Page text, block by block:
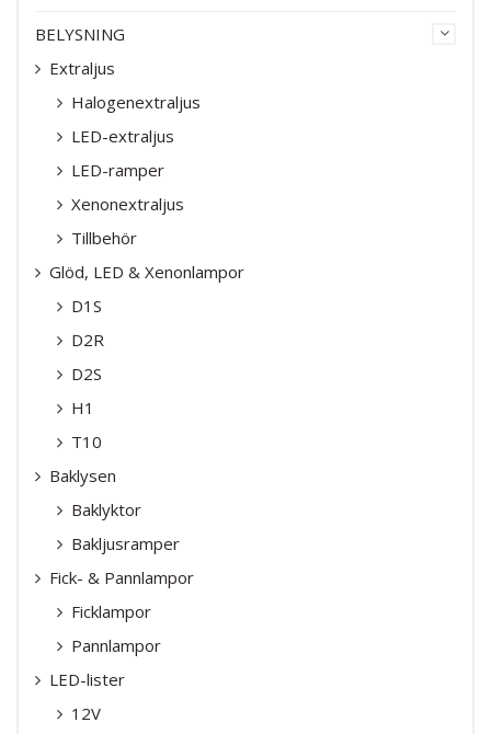
BELYSNING
Extraljus
Halogenextraljus
LED-extraljus
LED-ramper
Xenonextraljus
Tillbehör
Glöd, LED & Xenonlampor
D1S
D2R
D2S
H1
T10
Baklysen
Baklyktor
Bakljusramper
Fick- & Pannlampor
Ficklampor
Pannlampor
LED-lister
12V